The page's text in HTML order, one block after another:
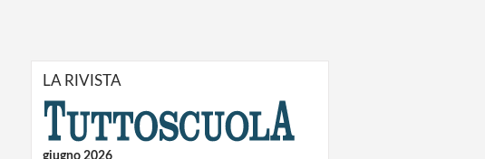
LA RIVISTA
giugno 2026